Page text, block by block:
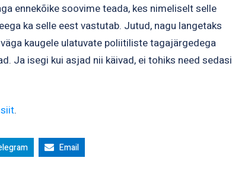
ennekõike soovime teada, kes nimeliselt selle
ka selle eest vastutab. Jutud, nagu langetaks
kaugele ulatuvate poliitiliste tagajärgedega
Ja isegi kui asjad nii käivad, ei tohiks need sedasi
siit.
Email